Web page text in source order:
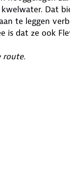
kwelwater. Dat
te leggen
is dat ze ook
route.